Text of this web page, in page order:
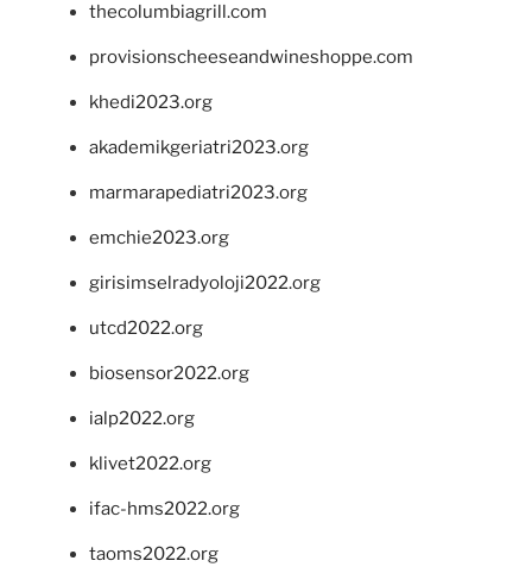
thecolumbiagrill.com
provisionscheeseandwineshoppe.com
khedi2023.org
akademikgeriatri2023.org
marmarapediatri2023.org
emchie2023.org
girisimselradyoloji2022.org
utcd2022.org
biosensor2022.org
ialp2022.org
klivet2022.org
ifac-hms2022.org
taoms2022.org